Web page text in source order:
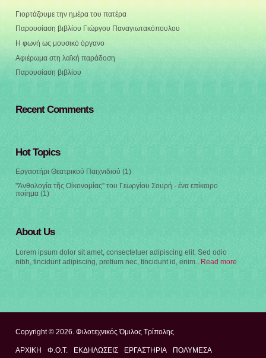
Γιορτάζουμε την ημέρα του πατέρα
Παρουσίαση βιβλίου Γιώργου Παναγιωτακόπουλου
Η φωνή ως μουσικό όργανο
Αφιέρωμα στη λαϊκή παράδοση
Παρουσίαση βιβλίου
Recent Comments
Hot Topics
Εργαστήρι Θεατρικού Παιχνιδιού (1)
"Ἀνθολογία τῆς Οἰκονομίας" του Γεωργίου Σουρή - ένα επίκαιρο
ποίημα (1)
About Us
Lorem ipsum dolor sit amet, consectetuer adipiscing elit. Sed odio
nibh, tincidunt adipiscing, pretium nec, tincidunt id, enim...
Read more
Copyright © 2026. Φιλοτεχνικός Όμιλος Τρίπολης
ΑΡΧΙΚΉ Φ.Ο.Τ. ΕΚΔΗΛΩΣΕΙΣ ΕΡΓΑΣΤΗΡΙΑ ΠΟΛΥΜΈΣΑ